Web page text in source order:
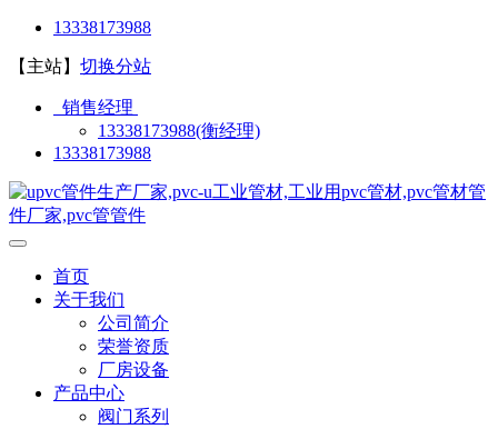
13338173988
【主站】 切换分站
销售经理
13338173988(衡经理)
13338173988
首页
关于我们
公司简介
荣誉资质
厂房设备
产品中心
阀门系列